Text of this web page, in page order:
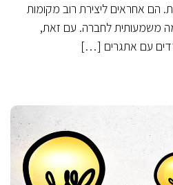
הם אחראים ליצירת רוב מקומות
משמעותית לחברה. עם זאת,
עם אתגרים […]